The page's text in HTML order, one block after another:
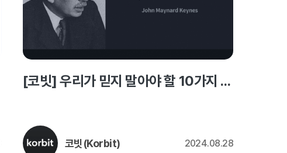
[코빗] 우리가 믿지 말아야 할 10가지 Myths
코빗(Korbit) 2024.08.28